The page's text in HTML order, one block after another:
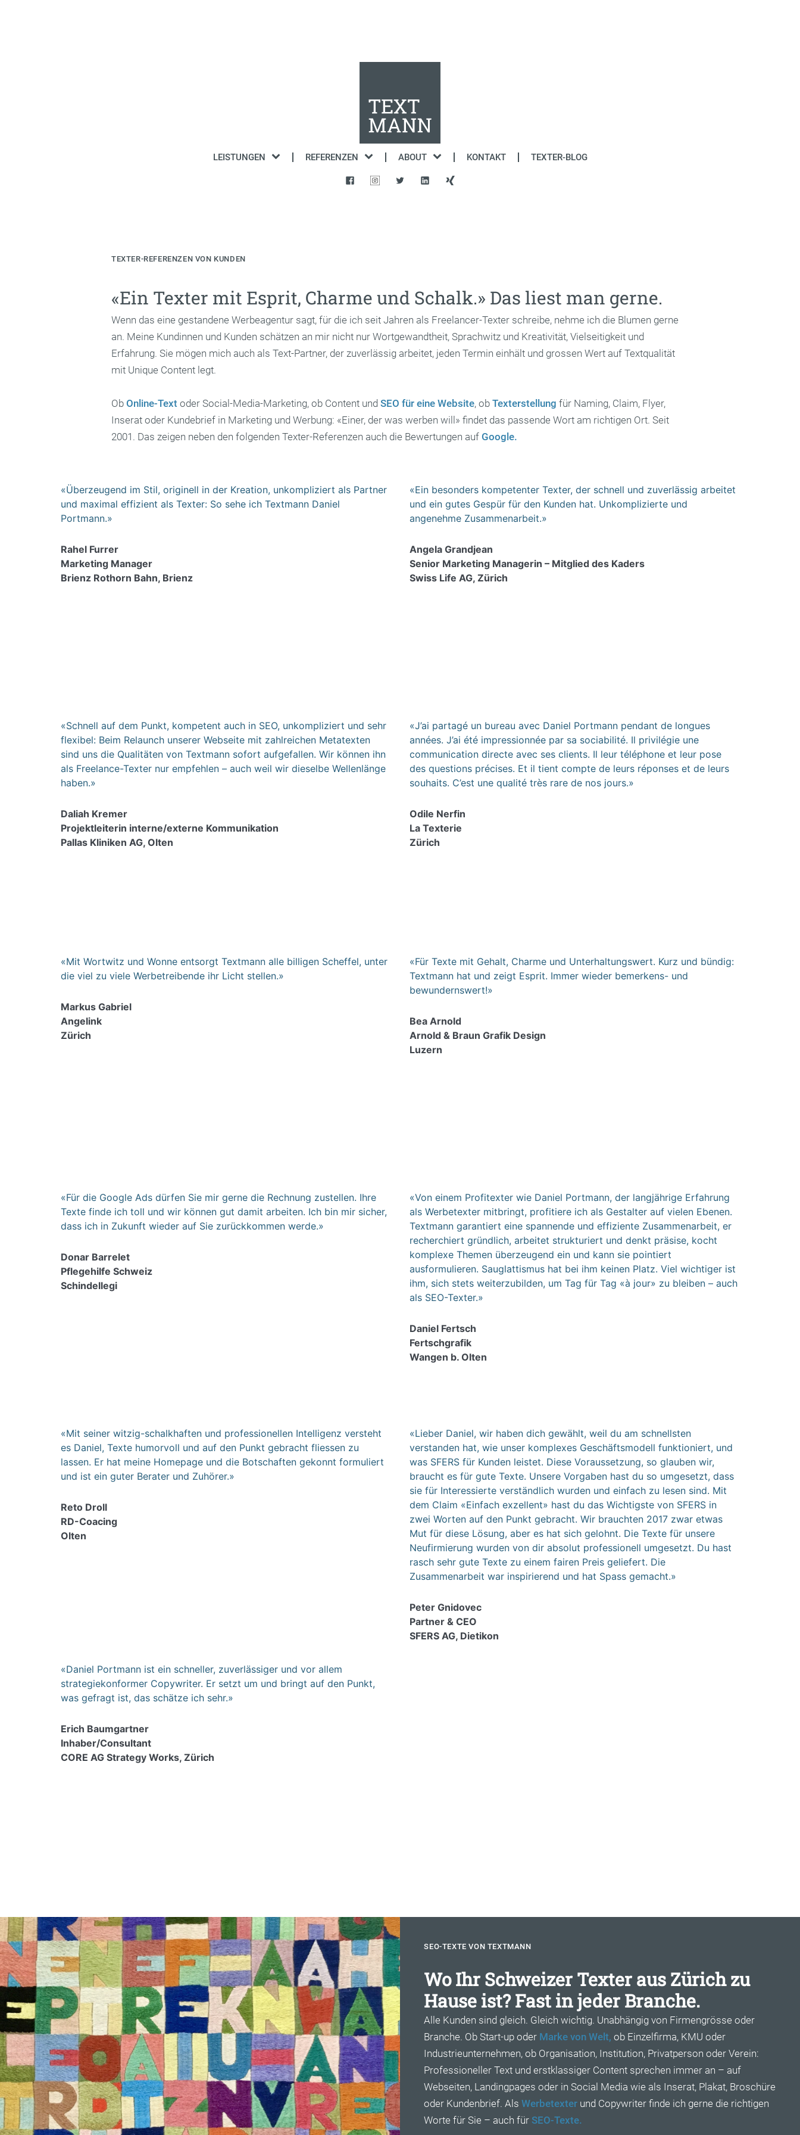
LEISTUNGEN REFERENZEN ABOUT KONTAKT TEXTER-BLOG
TEXTER-REFERENZEN VON KUNDEN
«Ein Texter mit Esprit, Charme und Schalk.» Das liest man gerne.
Wenn das eine gestandene Werbeagentur sagt, für die ich seit Jahren als Freelancer-Texter schreibe, nehme ich die Blumen gerne
an. Meine Kundinnen und Kunden schätzen an mir nicht nur Wortgewandtheit, Sprachwitz und Kreativität, Vielseitigkeit und
Erfahrung. Sie mögen mich auch als Text-Partner, der zuverlässig arbeitet, jeden Termin einhält und grossen Wert auf Textqualität
mit Unique Content legt.
Ob Online-Text oder Social-Media-Marketing, ob Content und SEO für eine Website, ob Texterstellung für Naming, Claim, Flyer,
Inserat oder Kundebrief in Marketing und Werbung: «Einer, der was werben will» findet das passende Wort am richtigen Ort. Seit
2001. Das zeigen neben den folgenden Texter-Referenzen auch die Bewertungen auf Google.
«Überzeugend im Stil, originell in der Kreation, unkompliziert als Partner
und maximal effizient als Texter: So sehe ich Textmann Daniel
Portmann.»
Rahel Furrer
Marketing Manager
Brienz Rothorn Bahn, Brienz
«Ein besonders kompetenter Texter, der schnell und zuverlässig arbeitet
und ein gutes Gespür für den Kunden hat. Unkomplizierte und
angenehme Zusammenarbeit.»
Angela Grandjean
Senior Marketing Managerin – Mitglied des Kaders
Swiss Life AG, Zürich
«Schnell auf dem Punkt, kompetent auch in SEO, unkompliziert und sehr
flexibel: Beim Relaunch unserer Webseite mit zahlreichen Metatexten
sind uns die Qualitäten von Textmann sofort aufgefallen. Wir können ihn
als Freelance-Texter nur empfehlen – auch weil wir dieselbe Wellenlänge
haben.»
Daliah Kremer
Projektleiterin interne/externe Kommunikation
Pallas Kliniken AG, Olten
«J’ai partagé un bureau avec Daniel Portmann pendant de longues
années. J’ai été impressionnée par sa sociabilité. Il privilégie une
communication directe avec ses clients. Il leur téléphone et leur pose
des questions précises. Et il tient compte de leurs réponses et de leurs
souhaits. C’est une qualité très rare de nos jours.»
Odile Nerfin
La Texterie
Zürich
«Mit Wortwitz und Wonne entsorgt Textmann alle billigen Scheffel, unter
die viel zu viele Werbetreibende ihr Licht stellen.»
Markus Gabriel
Angelink
Zürich
«Für Texte mit Gehalt, Charme und Unterhaltungswert. Kurz und bündig:
Textmann hat und zeigt Esprit. Immer wieder bemerkens- und
bewundernswert!»
Bea Arnold
Arnold & Braun Grafik Design
Luzern
«Für die Google Ads dürfen Sie mir gerne die Rechnung zustellen. Ihre
Texte finde ich toll und wir können gut damit arbeiten. Ich bin mir sicher,
dass ich in Zukunft wieder auf Sie zurückkommen werde.»
Donar Barrelet
Pflegehilfe Schweiz
Schindellegi
«Von einem Profitexter wie Daniel Portmann, der langjährige Erfahrung
als Werbetexter mitbringt, profitiere ich als Gestalter auf vielen Ebenen.
Textmann garantiert eine spannende und effiziente Zusammenarbeit, er
recherchiert gründlich, arbeitet strukturiert und denkt präsise, kocht
komplexe Themen überzeugend ein und kann sie pointiert
ausformulieren. Sauglattismus hat bei ihm keinen Platz. Viel wichtiger ist
ihm, sich stets weiterzubilden, um Tag für Tag «à jour» zu bleiben – auch
als SEO-Texter.»
Daniel Fertsch
Fertschgrafik
Wangen b. Olten
«Mit seiner witzig-schalkhaften und professionellen Intelligenz versteht
es Daniel, Texte humorvoll und auf den Punkt gebracht fliessen zu
lassen. Er hat meine Homepage und die Botschaften gekonnt formuliert
und ist ein guter Berater und Zuhörer.»
Reto Droll
RD-Coacing
Olten
«Lieber Daniel, wir haben dich gewählt, weil du am schnellsten
verstanden hat, wie unser komplexes Geschäftsmodell funktioniert, und
was SFERS für Kunden leistet. Diese Voraussetzung, so glauben wir,
braucht es für gute Texte. Unsere Vorgaben hast du so umgesetzt, dass
sie für Interessierte verständlich wurden und einfach zu lesen sind. Mit
dem Claim «Einfach exzellent» hast du das Wichtigste von SFERS in
zwei Worten auf den Punkt gebracht. Wir brauchten 2017 zwar etwas
Mut für diese Lösung, aber es hat sich gelohnt. Die Texte für unsere
Neufirmierung wurden von dir absolut professionell umgesetzt. Du hast
rasch sehr gute Texte zu einem fairen Preis geliefert. Die
Zusammenarbeit war inspirierend und hat Spass gemacht.»
Peter Gnidovec
Partner & CEO
SFERS AG, Dietikon
«Daniel Portmann ist ein schneller, zuverlässiger und vor allem
strategiekonformer Copywriter. Er setzt um und bringt auf den Punkt,
was gefragt ist, das schätze ich sehr.»
Erich Baumgartner
Inhaber/Consultant
CORE AG Strategy Works, Zürich
SEO-TEXTE VON TEXTMANN
Wo Ihr Schweizer Texter aus Zürich zu
Hause ist? Fast in jeder Branche.
Alle Kunden sind gleich. Gleich wichtig. Unabhängig von Firmengrösse oder
Branche. Ob Start-up oder Marke von Welt, ob Einzelfirma, KMU oder
Industrieunternehmen, ob Organisation, Institution, Privatperson oder Verein:
Professioneller Text und erstklassiger Content sprechen immer an – auf
Webseiten, Landingpages oder in Social Media wie als Inserat, Plakat, Broschüre
oder Kundenbrief. AlsWerbetexter und Copywriter finde ich gerne die richtigen
Worte für Sie – auch für SEO-Texte.